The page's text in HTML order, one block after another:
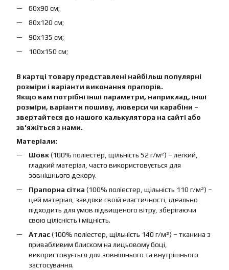
60х90 см;
80х120 см;
90х135 см;
100х150 см;
В картці товару представлені найбільш популярні
розміри і варіанти виконання прапорів.
Якщо вам потрібні інші параметри, наприклад, інші
розміри, варіанти пошиву, люверси чи карабіни –
звертайтеся до нашого калькулятора на сайті або
зв'яжіться з нами.
Матеріали:
Шовк(100% поліестер, щільність 52 г/м²) – легкий,
гладкий матеріал, часто використовується для
зовнішнього декору.
Прапорна сітка (100% поліестер, щільність 110 г/м²) –
цей матеріал, завдяки своїй еластичності, ідеально
підходить для умов підвищеного вітру, зберігаючи
свою цілісність і міцність.
Атлас(100% поліестер, щільність 140 г/м²) – тканина з
привабливим блиском на лицьовому боці,
використовується для зовнішнього та внутрішнього
застосування.